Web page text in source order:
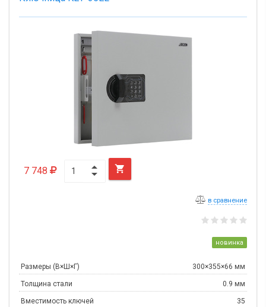
7 748 
в сравнение
новинка
Размеры (В×Ш×Г) 300×355×66 мм
Толщина стали 0.9 мм
Вместимость ключей 35